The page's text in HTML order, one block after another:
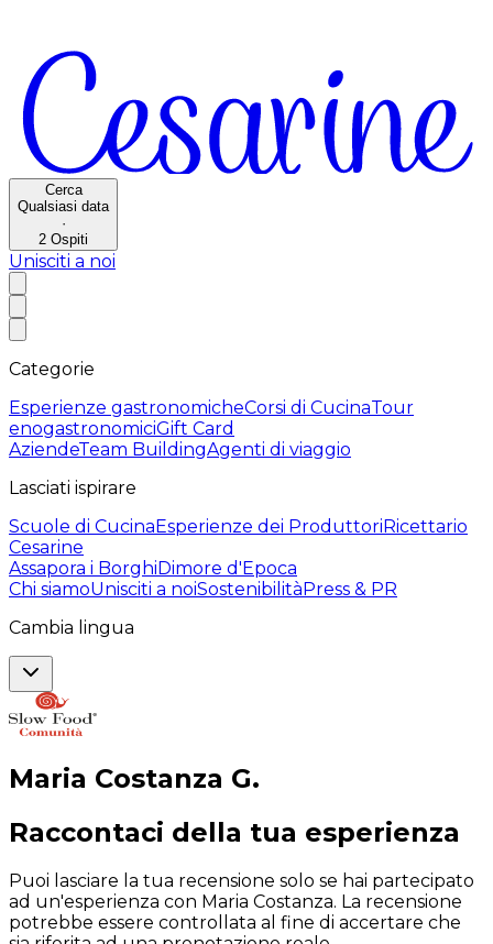
Cerca
Qualsiasi data
·
2 Ospiti
Unisciti a noi
Categorie
Esperienze gastronomicheCorsi di CucinaTour
enogastronomiciGift Card
AziendeTeam BuildingAgenti di viaggio
Lasciati ispirare
Scuole di CucinaEsperienze dei ProduttoriRicettario
Cesarine
Assapora i BorghiDimore d'Epoca
Chi siamoUnisciti a noiSostenibilitàPress & PR
Cambia lingua
Maria Costanza G.
Raccontaci della tua esperienza
Puoi lasciare la tua recensione solo se hai partecipato
ad un'esperienza con Maria Costanza. La recensione
potrebbe essere controllata al fine di accertare che